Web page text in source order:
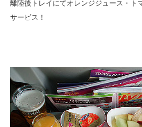
離陸後トレイにてオレンジジュース・ト
サービス！